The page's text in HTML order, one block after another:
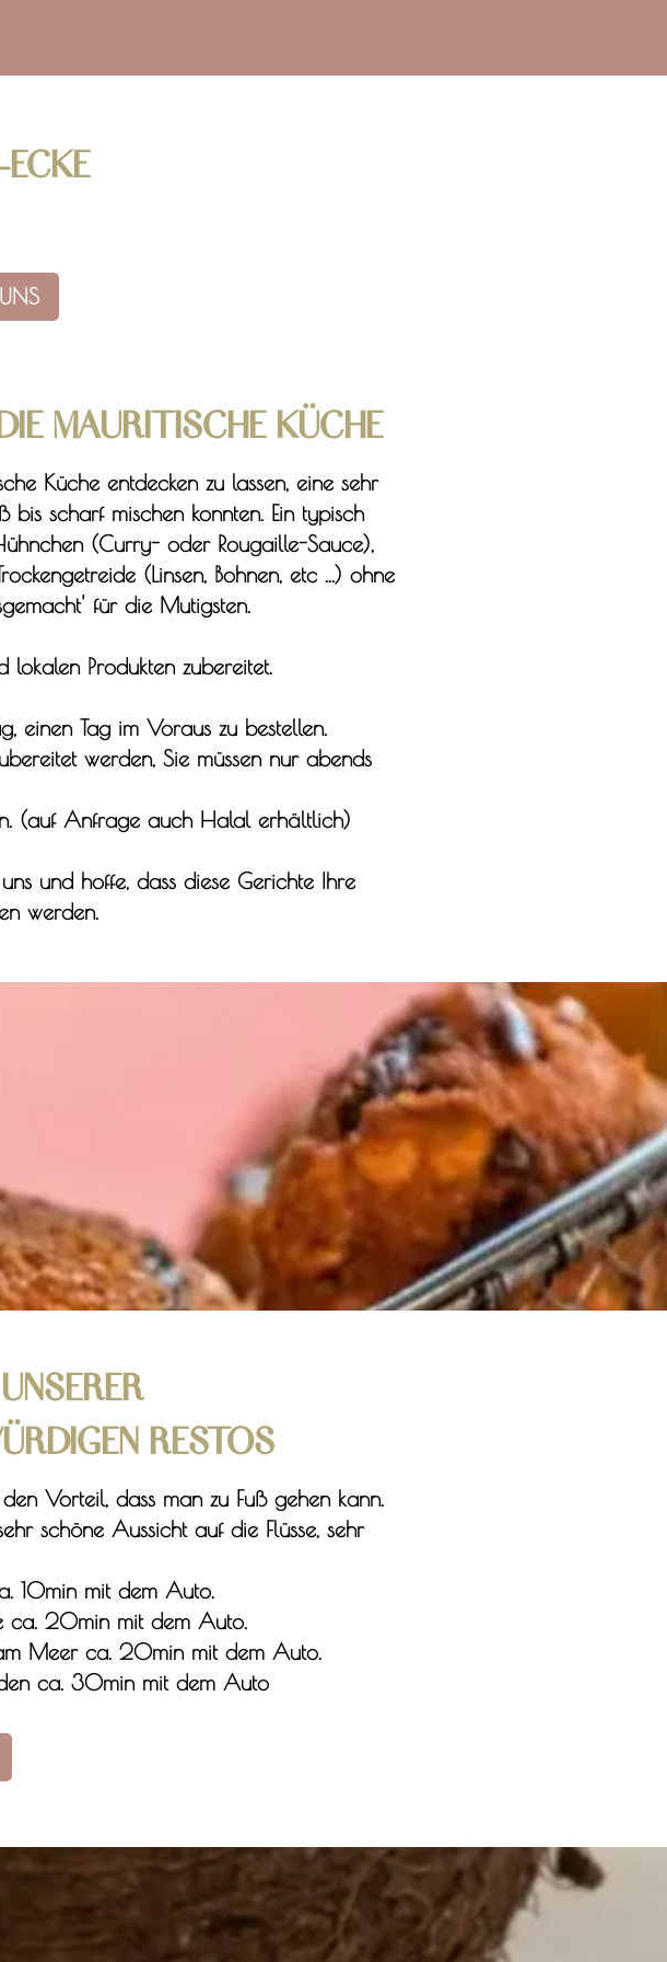
MAURITISCHE KÜCHE
Küche entdecken zu lassen, eine sehr
scharf mischen konnten. Ein typisch
(Curry- oder Rougaille-Sauce),
(Linsen, Bohnen, etc ...) ohne
für die Mutigsten.
Produkten zubereitet.
einen Tag im Voraus zu bestellen.
werden, Sie müssen nur abends
(auf Anfrage auch Halal erhältlich)
und hoffe, dass diese Gerichte Ihre
werden.
RESTOS
Vorteil, dass man zu Fuß gehen kann.
schöne Aussicht auf die Flüsse, sehr
10min mit dem Auto.
ca. 20min mit dem Auto.
Meer ca. 20min mit dem Auto.
ca. 30min mit dem Auto